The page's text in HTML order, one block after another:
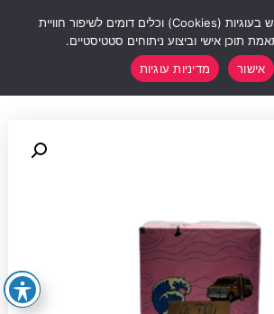
באתר נעשה שימוש בעוגיות (Cookies) וכלים דומים לשיפור חוויית
תוכן אישי וביצוע ניתוחים סטטיסטיים.
אישור
מדיניות עוגיות